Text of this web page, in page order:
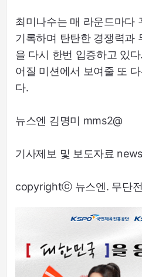
최미나수는 매 라운드마다
기록하며 탄탄한 경쟁력과
을 다시 한번 입증하고 있
어질 미션에서 보여줄 또
다.
뉴스엔 김명미 mms2@
기사제보 및 보도자료
copyrightⓒ 뉴스엔. 무단